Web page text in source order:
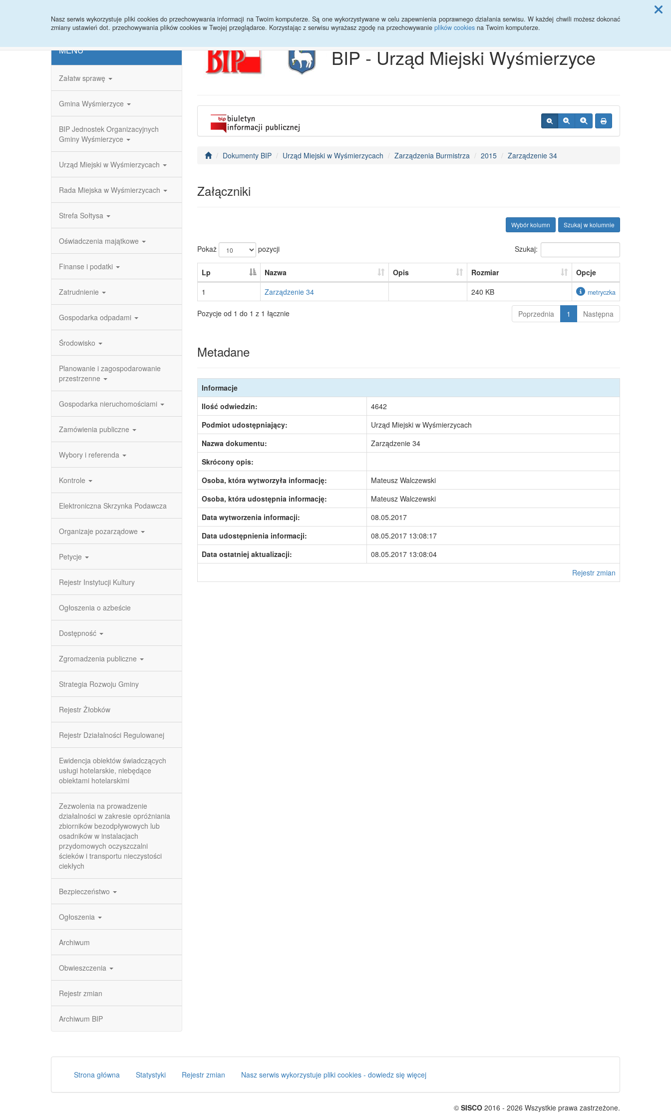
Nasz serwis wykorzystuje pliki cookies do przechowywania informacji na Twoim komputerze. Są one wykorzystywane w celu zapewnienia poprawnego działania serwisu. W każdej chwili możesz dokonać
zmiany ustawień dot. przechowywania plików cookies w Twojej przeglądarce. Korzystając z serwisu wyrażasz zgodę na przechowywanie plików cookies na Twoim komputerze.
Przycisk wyszukaj duży
MENU
Załatw sprawę
Gmina Wyśmierzyce
BIP Jednostek Organizacyjnych
Gminy Wyśmierzyce
Urząd Miejski w Wyśmierzycach
Rada Miejska w Wyśmierzycach
Strefa Sołtysa
Oświadczenia majątkowe
Finanse i podatki
Zatrudnienie
Gospodarka odpadami
Środowisko
Planowanie i zagospodarowanie
przestrzenne
Gospodarka nieruchomościami
Zamówienia publiczne
Wybory i referenda
Kontrole
Elektroniczna Skrzynka Podawcza
Organizaje pozarządowe
Petycje
Rejestr Instytucji Kultury
Ogłoszenia o azbeście
Dostępność
Zgromadzenia publiczne
Strategia Rozwoju Gminy
Rejestr Żłobków
Rejestr Działalności Regulowanej
Ewidencja obiektów świadczących
usługi hotelarskie, niebędące
obiektami hotelarskimi
Zezwolenia na prowadzenie
działalności w zakresie opróżniania
zbiorników bezodpływowych lub
osadników w instalacjach
przydomowych oczyszczalni
ścieków i transportu nieczystości
ciekłych
Bezpieczeństwo
Ogłoszenia
Archiwum
Obwieszczenia
Rejestr zmian
Archiwum BIP
BIP - Urząd Miejski Wyśmierzyce
Dokumenty BIP Urząd Miejski w Wyśmierzycach Zarządzenia Burmistrza 2015 Zarządzenie 34
Załączniki
Szukaj w kolumnie
Wybór kolumn
Pokaż pozycji Szukaj:
Lp Nazwa Opis Rozmiar
Opcje
1
Zarządzenie 34 240 KB metryczka
Pozycje od 1 do 1 z 1 łącznie Poprzednia 1 Następna
Metadane
Informacje
Ilość odwiedzin:
4642
Podmiot udostępniający:
Urząd Miejski w Wyśmierzycach
Nazwa dokumentu:
Zarządzenie 34
Skrócony opis:
Osoba, która wytworzyła informację:
Mateusz Walczewski
Osoba, która udostępnia informację:
Mateusz Walczewski
Data wytworzenia informacji:
08.05.2017
Data udostępnienia informacji:
08.05.2017 13:08:17
Data ostatniej aktualizacji:
08.05.2017 13:08:04
Rejestr zmian
Strona główna Statystyki Rejestr zmian Nasz serwis wykorzystuje pliki cookies - dowiedz się więcej
© SISCO 2016 - 2026 Wszystkie prawa zastrzeżone.